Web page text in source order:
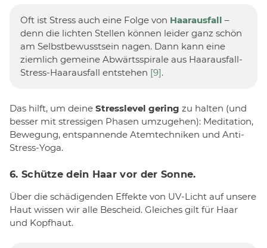
Oft ist Stress auch eine Folge von Haarausfall –
denn die lichten Stellen können leider ganz schön
am Selbstbewusstsein nagen. Dann kann eine
ziemlich gemeine Abwärtsspirale aus Haarausfall-
Stress-Haarausfall entstehen [9].
Das hilft, um deine Stresslevel gering zu halten (und
besser mit stressigen Phasen umzugehen): Meditation,
Bewegung, entspannende Atemtechniken und Anti-
Stress-Yoga.
6. Schütze dein Haar vor der Sonne.
Über die schädigenden Effekte von UV-Licht auf unsere
Haut wissen wir alle Bescheid. Gleiches gilt für Haar
und Kopfhaut.